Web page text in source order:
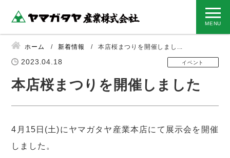
ホーム 新着情報 本店桜まつりを開催しまし...
2023.04.18 イベント
本店桜まつりを開催しました
4月15日(土)にヤマガタヤ産業本店にて展示会を開催
しました。